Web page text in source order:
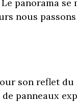
panorama
nous
son reflet
panneaux